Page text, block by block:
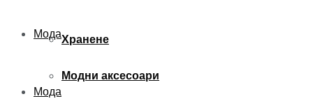
Хранене
Мода
Мода
Модни аксесоари